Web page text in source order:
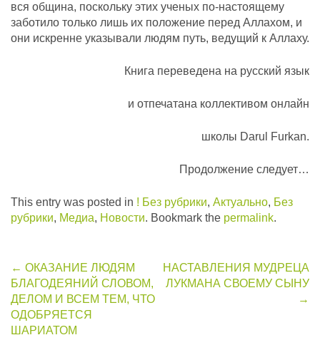
вся община, поскольку этих ученых по-настоящему
заботило только лишь их положение перед Аллахом, и
они искренне указывали людям путь, ведущий к Аллаху.
Книга переведена на русский язык
и отпечатана коллективом онлайн
школы Darul Furkan.
Продолжение следует…
This entry was posted in ! Без рубрики, Актуально, Без
рубрики, Медиа, Новости. Bookmark the permalink.
Post
navigation
← ОКАЗАНИЕ ЛЮДЯМ
БЛАГОДЕЯНИЙ СЛОВОМ,
ДЕЛОМ И ВСЕМ ТЕМ, ЧТО
ОДОБРЯЕТСЯ
ШАРИАТОМ
НАСТАВЛЕНИЯ МУДРЕЦА
ЛУКМАНА СВОЕМУ СЫНУ
→